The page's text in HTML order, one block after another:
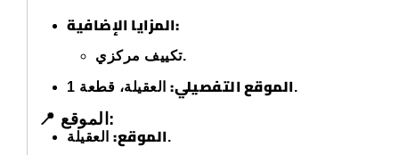
المزايا الإضافية:
تكييف مركزي.
الموقع التفصيلي:العقيلة، قطعة 1.
📍 الموقع:
الموقع:العقيلة.